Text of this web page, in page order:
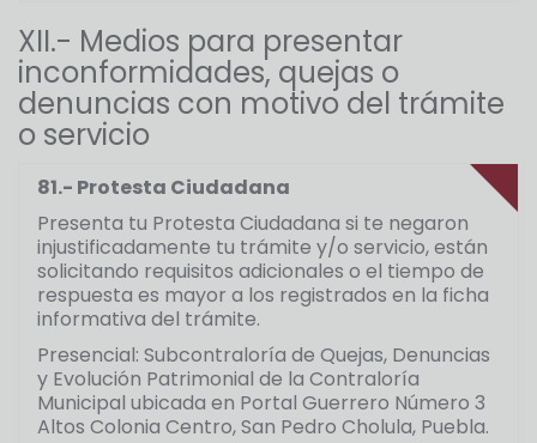
XII.- Medios para presentar
inconformidades, quejas o
denuncias con motivo del trámite
o servicio
81.- Protesta Ciudadana
Presenta tu Protesta Ciudadana si te negaron
injustificadamente tu trámite y/o servicio, están
solicitando requisitos adicionales o el tiempo de
respuesta es mayor a los registrados en la ficha
informativa del trámite.
Presencial: Subcontraloría de Quejas, Denuncias
y Evolución Patrimonial de la Contraloría
Municipal ubicada en Portal Guerrero Número 3
Altos Colonia Centro, San Pedro Cholula, Puebla.